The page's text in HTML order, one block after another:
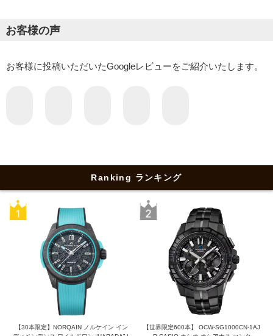
お客様の声
お客様に投稿いただいたGoogleレビューをご紹介いたします。
Ranking ランキング
【30本限定】NORQAIN ノルケイン イン
【世界限定600本】 OCW-SG1000CN-1AJ